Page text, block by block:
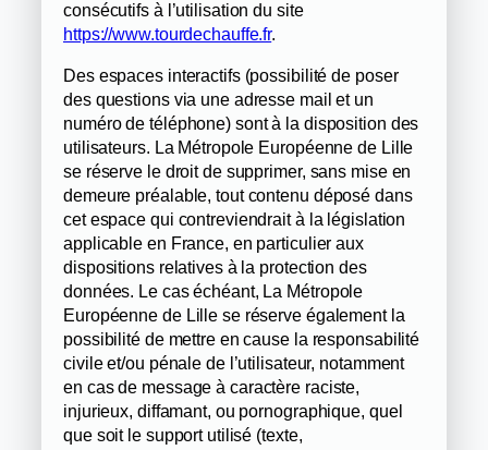
consécutifs à l’utilisation du site
https://www.tourdechauffe.fr.
Des espaces interactifs (possibilité de poser
des questions via une adresse mail et un
numéro de téléphone) sont à la disposition des
utilisateurs. La Métropole Européenne de Lille
se réserve le droit de supprimer, sans mise en
demeure préalable, tout contenu déposé dans
cet espace qui contreviendrait à la législation
applicable en France, en particulier aux
dispositions relatives à la protection des
données. Le cas échéant, La Métropole
Européenne de Lille se réserve également la
possibilité de mettre en cause la responsabilité
civile et/ou pénale de l’utilisateur, notamment
en cas de message à caractère raciste,
injurieux, diffamant, ou pornographique, quel
que soit le support utilisé (texte,